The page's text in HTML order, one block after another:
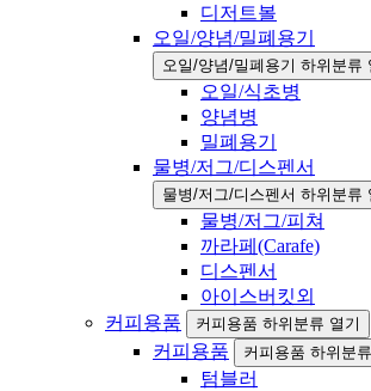
디저트볼
오일/양념/밀폐용기
오일/양념/밀폐용기 하위분류
오일/식초병
양념병
밀폐용기
물병/저그/디스펜서
물병/저그/디스펜서 하위분류
물병/저그/피쳐
까라페(Carafe)
디스펜서
아이스버킷외
커피용품
커피용품 하위분류 열기
커피용품 커피용품 하위분
텀블러